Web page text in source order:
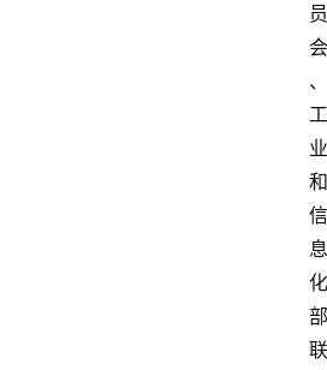
员
会
、
工
业
和
信
息
化
部
联